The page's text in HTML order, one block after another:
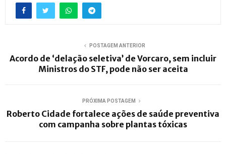
POSTAGEM ANTERIOR
Acordo de ‘delação seletiva’ de Vorcaro, sem incluir
Ministros do STF, pode não ser aceita
PRÓXIMA POSTAGEM
Roberto Cidade fortalece ações de saúde preventiva
com campanha sobre plantas tóxicas